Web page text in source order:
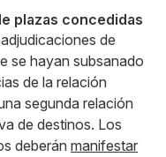
plazas concedidas
de
se hayan subsanado
de la relación
segunda relación
de destinos. Los
deberán manifestar